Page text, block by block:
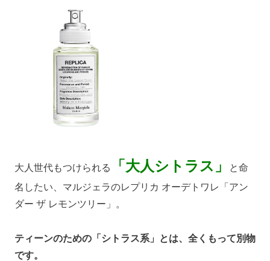
大人世代もつけられる 「大人シトラス」
と命
名したい、マルジェラのレプリカ オーデトワレ「アン
ダー ザ レモンツリー」。
ティーンのための「シトラス系」とは、全くもって別物
です。